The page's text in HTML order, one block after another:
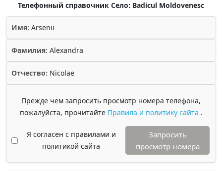
Телефонный справочник Село: Badicul Moldovenesc
Имя: Arsenii
Фамилия: Alexandra
Отчество: Nicolae
Прежде чем запросить просмотр номера телефона,
пожалуйста, прочитайте Правила и политику сайта .
Я согласен с правилами и
политикой сайта
Запросить
просмотр номера